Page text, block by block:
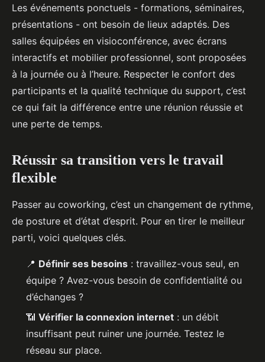
Les événements ponctuels - formations, séminaires,
présentations - ont besoin de lieux adaptés. Des
salles équipées en visioconférence, avec écrans
interactifs et mobilier professionnel, sont proposées
à la journée ou à l’heure. Respecter le confort des
participants et la qualité technique du support, c’est
ce qui fait la différence entre une réunion réussie et
une perte de temps.
Réussir sa transition vers le travail
flexible
Passer au coworking, c’est un changement de rythme,
de posture et d’état d’esprit. Pour en tirer le meilleur
parti, voici quelques clés.
📍 Définir ses besoins : travaillez-vous seul, en
équipe ? Avez-vous besoin de confidentialité ou
d’échanges ?
📶 Vérifier la connexion internet : un débit
insuffisant peut ruiner une journée. Testez le
réseau sur place.